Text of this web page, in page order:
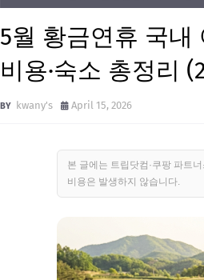
5월 황금연휴 국내
비용·숙소 총정리
kwany's April 15, 2026
본 글에는 트립닷컴·쿠팡 파트
비용은 발생하지 않습니다.